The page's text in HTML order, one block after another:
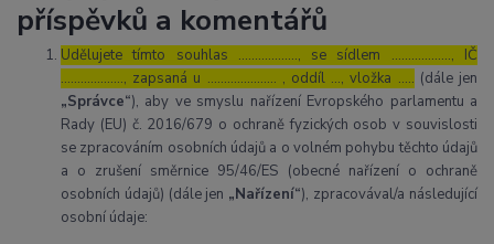
příspěvků a komentářů
Udělujete tímto souhlas ……………..., se sídlem ………………, IČ
………………., zapsaná u ………………… , oddíl …, vložka ….. (dále jen
„Správce“), aby ve smyslu nařízení Evropského parlamentu a
Rady (EU) č. 2016/679 o ochraně fyzických osob v souvislosti
se zpracováním osobních údajů a o volném pohybu těchto údajů
a o zrušení směrnice 95/46/ES (obecné nařízení o ochraně
osobních údajů) (dále jen „Nařízení“), zpracovával/a následující
osobní údaje: